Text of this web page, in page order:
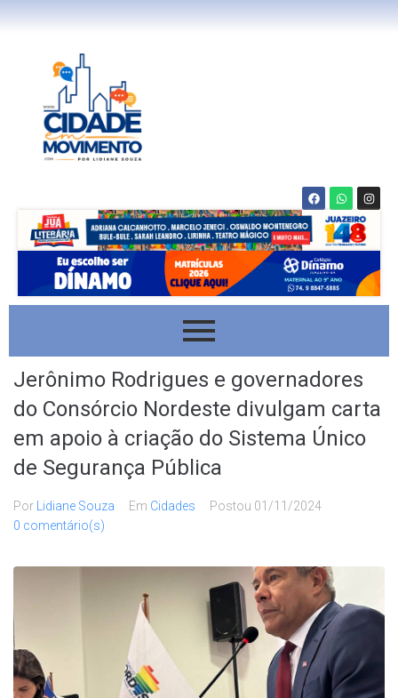
Jerônimo Rodrigues e governadores
do Consórcio Nordeste divulgam carta
em apoio à criação do Sistema Único
de Segurança Pública
Por Lidiane Souza Em Cidades Postou 01/11/2024
0 comentário(s)